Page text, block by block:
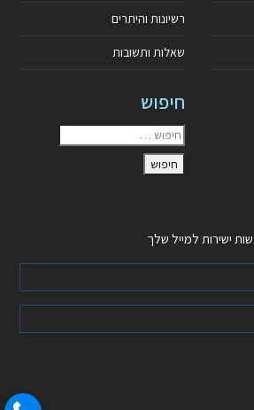
רשיונות והיתרים
שאלות ותשובות
חיפוש
ישירות למייל שלך